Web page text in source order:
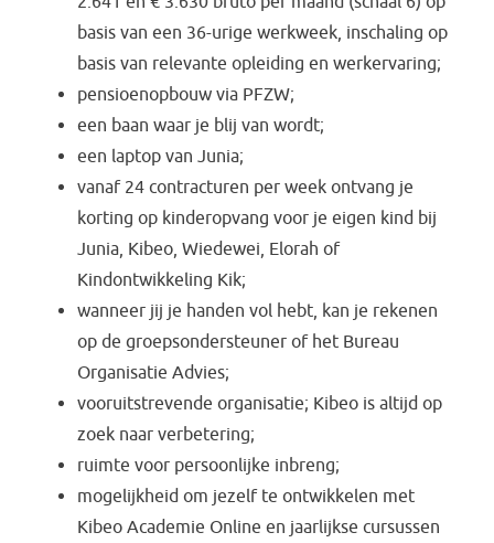
basis van een 36-urige werkweek, inschaling op
basis van relevante opleiding en werkervaring;
pensioenopbouw via PFZW;
een baan waar je blij van wordt;
een laptop van Junia;
vanaf 24 contracturen per week ontvang je
korting op kinderopvang voor je eigen kind bij
Junia, Kibeo, Wiedewei, Elorah of
Kindontwikkeling Kik;
wanneer jij je handen vol hebt, kan je rekenen
op de groepsondersteuner of het Bureau
Organisatie Advies;
vooruitstrevende organisatie; Kibeo is altijd op
zoek naar verbetering;
ruimte voor persoonlijke inbreng;
mogelijkheid om jezelf te ontwikkelen met
Kibeo Academie Online en jaarlijkse cursussen